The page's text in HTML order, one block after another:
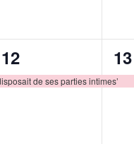
de ses parties intimes’
1
évènement,
12
1
13